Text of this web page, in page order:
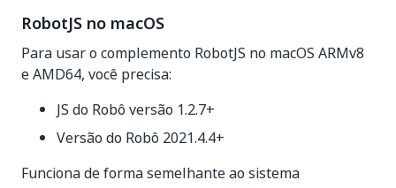
RobotJS no macOS
Para usar o complemento RobotJS no macOS ARMv8
e AMD64, você precisa:
JS do Robô versão 1.2.7+
Versão do Robô 2021.4.4+
Funciona de forma semelhante ao sistema